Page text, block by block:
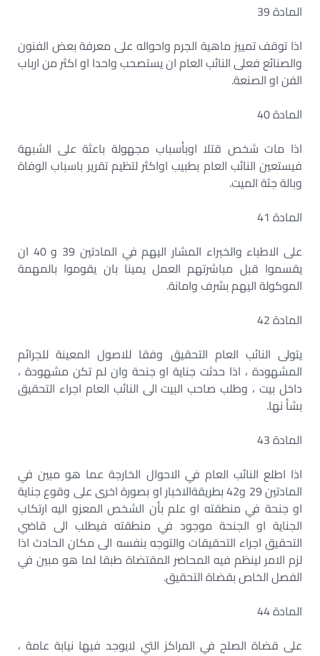
المادة 39
اذا توقف تمييز ماهية الجرم واحواله على معرفة بعض الفنون
والصنائع فعلى النائب العام ان يستصحب واحدا او اكثر من ارباب
الفن او الصنعة.
المادة 40
اذا مات شخص قتلا اوبأسباب مجهولة باعثة على الشبهة
فيستعين النائب العام بطبيب اواكثر لتظيم تقرير باسباب الوفاة
وبالة جثة الميت.
المادة 41
على الاطباء والخبراء المشار اليهم في المادتين 39 و 40 ان
يقسموا قبل مباشرتهم العمل يمينا بان يقوموا بالمهمة
الموكولة اليهم بشرف وامانة.
المادة 42
يتولى النائب العام التحقيق وفقا للاصول المعينة للجرائم
المشهودة ، اذا حدثت جناية او جنحة وان لم تكن مشهودة ،
داخل بيت ، وطلب صاحب البيت الى النائب العام اجراء التحقيق
بشأ نها.
المادة 43
اذا اطلع النائب العام في الاحوال الخارجة عما هو مبين في
المادتين 29 و42 بطريقةالاخبار او بصورة اخرى على وقوع جناية
او جنحة في منطقته او علم بأن الشخص المعزو اليه ارتكاب
الجناية او الجنحة موجود في منطقته فيطلب الى قاضي
التحقيق اجراء التحقيقات والتوجه بنفسه الى مكان الحادث اذا
لزم الامر لينظم فيه المحاضر المقتضاة طبقا لما هو مبين في
الفصل الخاص بقضاة التحقيق.
المادة 44
على قضاة الصلح في المراكز التي لايوجد فيها نيابة عامة ،